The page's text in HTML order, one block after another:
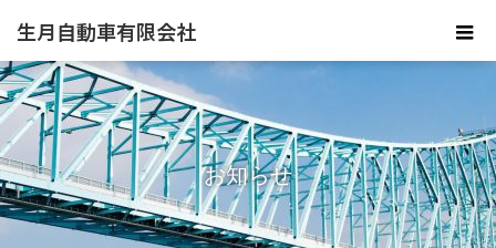
生月自動車有限会社
お知らせ